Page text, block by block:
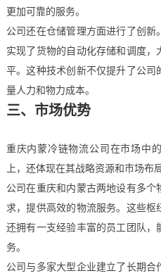
更加可靠的服务。
公司还在仓储管理方面进行了创新
实现了货物的自动化存储和调度
平。这种技术创新不仅提升了公
量人力和物力成本。
三、市场优势
重庆内蒙冷链物流公司在市场中
上，还体现在其战略资源和市场布
公司在重庆和内蒙古两地设有多
求，提供高效的物流服务。这些枢
还拥有一支经验丰富的员工团队，
务。
公司与多家大型企业建立了长期